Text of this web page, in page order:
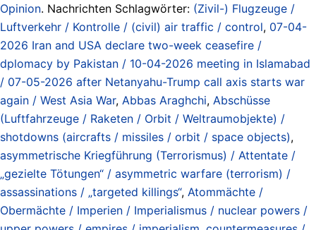
Opinion. Nachrichten Schlagwörter: (Zivil-) Flugzeuge /
Luftverkehr / Kontrolle / (civil) air traffic / control, 07-04-
2026 Iran and USA declare two-week ceasefire /
dplomacy by Pakistan / 10-04-2026 meeting in Islamabad
/ 07-05-2026 after Netanyahu-Trump call axis starts war
again / West Asia War, Abbas Araghchi, Abschüsse
(Luftfahrzeuge / Raketen / Orbit / Weltraumobjekte) /
shotdowns (aircrafts / missiles / orbit / space objects),
asymmetrische Kriegführung (Terrorismus) / Attentate /
„gezielte Tötungen“ / asymmetric warfare (terrorism) /
assassinations / „targeted killings“, Atommächte /
Obermächte / Imperien / Imperialismus / nuclear powers /